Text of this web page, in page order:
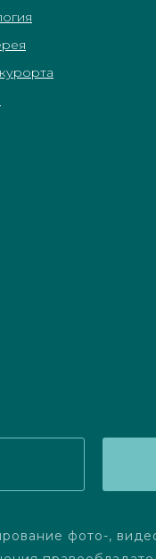
фото-,